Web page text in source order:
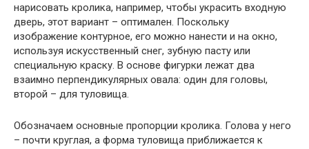
нарисовать кролика, например, чтобы украсить входную
дверь, этот вариант – оптимален. Поскольку
изображение контурное, его можно нанести и на окно,
используя искусственный снег, зубную пасту или
специальную краску. В основе фигурки лежат два
взаимно перпендикулярных овала: один для головы,
второй – для туловища.
Обозначаем основные пропорции кролика. Голова у него
– почти круглая, а форма туловища приближается к